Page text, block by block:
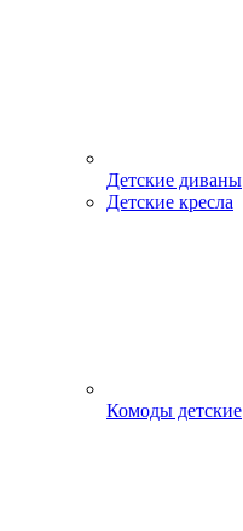
Детские диваны
Детские кресла
Комоды детские